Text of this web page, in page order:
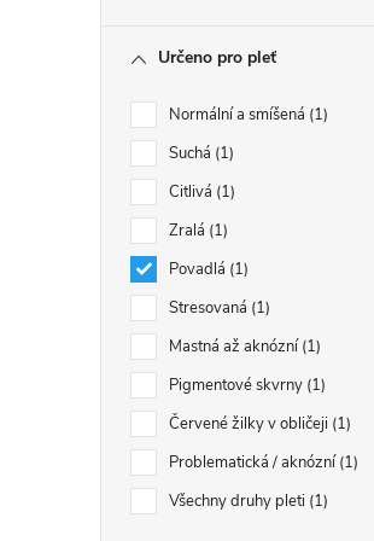
Určeno pro pleť
Normální a smíšená 1
Suchá 1
Citlivá 1
Zralá 1
Povadlá 1
Stresovaná 1
Mastná až aknózní 1
Pigmentové skvrny 1
Červené žilky v obličeji 1
Problematická / aknózní 1
Všechny druhy pleti 1